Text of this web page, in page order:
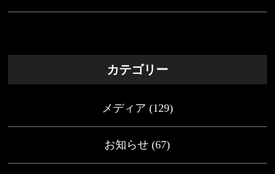
カテゴリー
メディア (129)
お知らせ (67)